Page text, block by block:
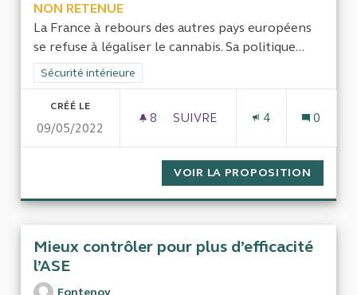
NON RETENUE
La France à rebours des autres pays européens
se refuse à légaliser le cannabis. Sa politique...
Filtrer les résultats de la catégorie : Sécurité intérieure
Sécurité intérieure
CRÉÉ LE
09/05/2022
8 8 ABONNÉS
SUIVRE
4 0
VOIR LA PROPOSITION
Mieux contrôler pour plus d’efficacité
l’ASE